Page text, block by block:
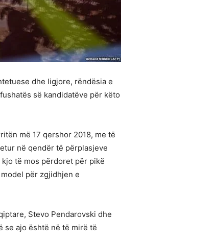
dhe ligjore, rëndësia e
së kandidatëve për këto
më 17 qershor 2018, me të
në qendër të përplasjeve
të mos përdoret për pikë
për zgjidhjen e
Stevo Pendarovski dhe
se ajo është në të mirë të